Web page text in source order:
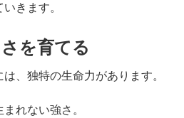
きます。
を育てる
、独特の生命力があります。
れない強さ。